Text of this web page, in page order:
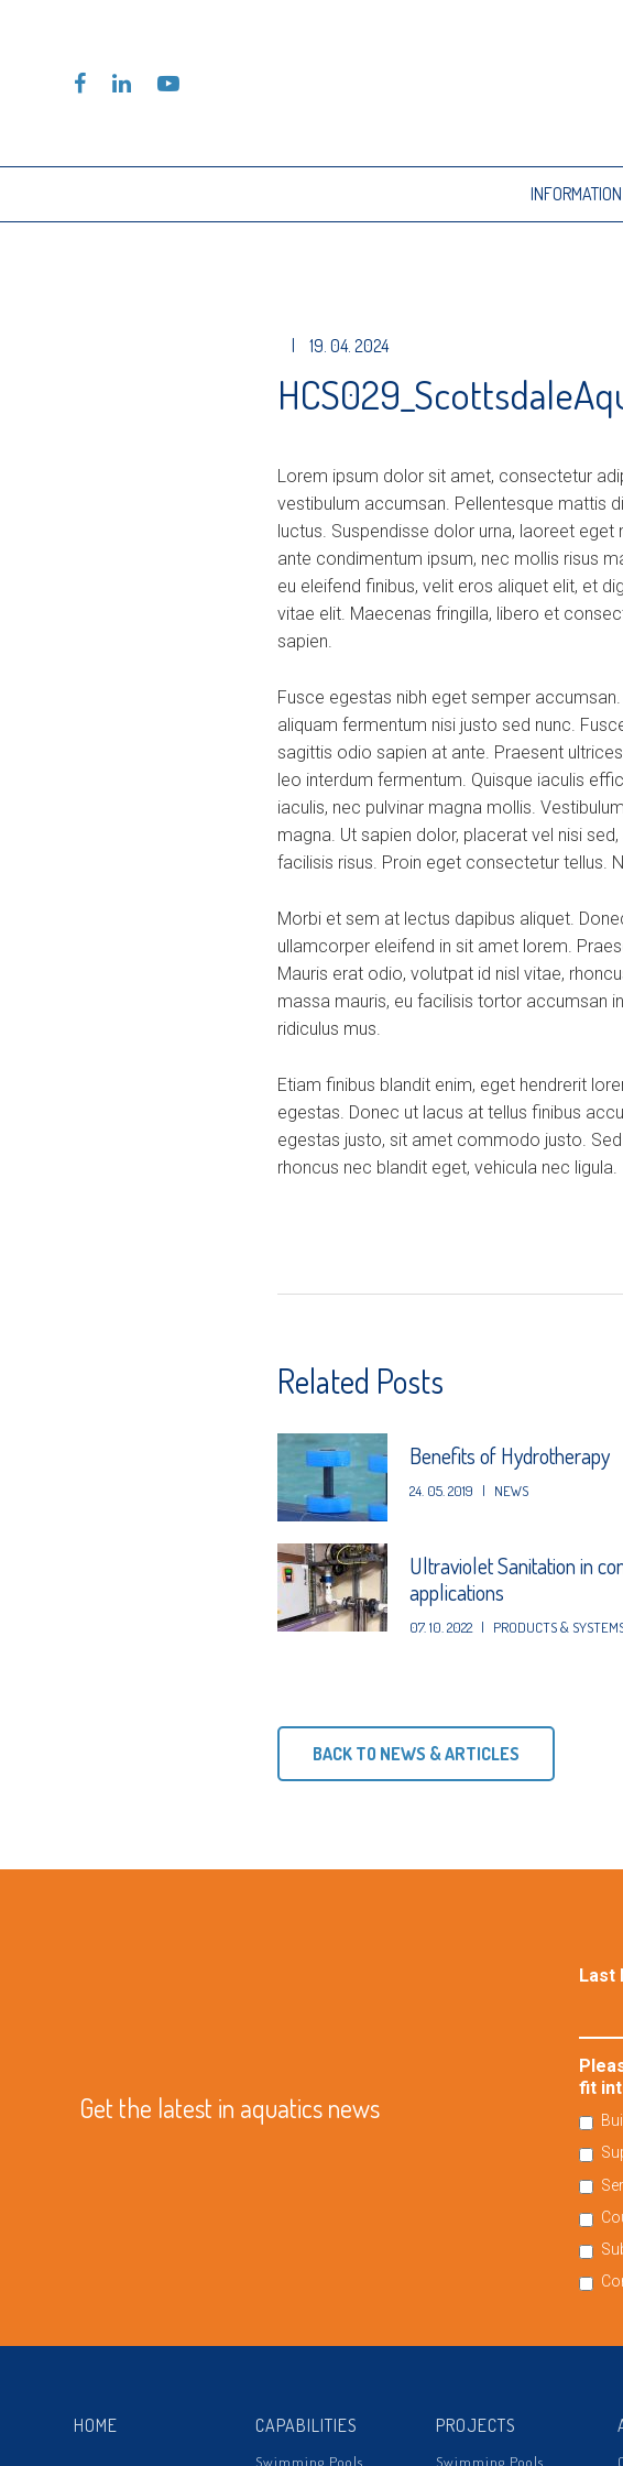
INFORMATION
| 19. 04. 2024
Lorem ipsum dolor sit amet, consectetur
vestibulum accumsan. Pellentesque mattis
luctus. Suspendisse dolor urna, laoreet
ante condimentum ipsum, nec mollis risus
eu eleifend finibus, velit eros aliquet elit, et
vitae elit. Maecenas fringilla, libero et
sapien.
Fusce egestas nibh eget semper
aliquam fermentum nisi justo sed nunc.
sagittis odio sapien at ante. Praesent
leo interdum fermentum. Quisque iaculis
iaculis, nec pulvinar magna mollis.
magna. Ut sapien dolor, placerat vel nisi
facilisis risus. Proin eget consectetur tellus.
Morbi et sem at lectus dapibus aliquet.
ullamcorper eleifend in sit amet lorem.
Mauris erat odio, volutpat id nisl vitae,
massa mauris, eu facilisis tortor accumsan
ridiculus mus.
Etiam finibus blandit enim, eget hendrerit
egestas. Donec ut lacus at tellus finibus
egestas justo, sit amet commodo justo.
rhoncus nec blandit eget, vehicula nec ligula.
Related Posts
Benefits of Hydrotherapy
24. 05. 2019 | NEWS
Ultraviolet Sanitation in
applications
07. 10. 2022 | PRODUCTS &
BACK TO NEWS & ARTICLES
Get the latest in aquatics news
Last
fit
HOME CAPABILITIES
Swimming Pools
PROJECTS
Swimming Pools